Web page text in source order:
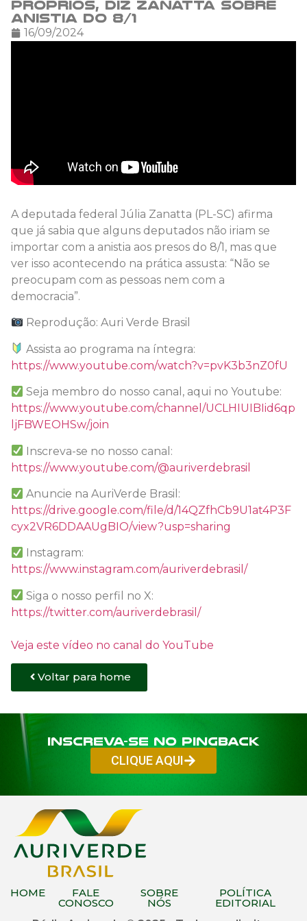
próprios, diz Zanatta sobre
anistia do 8/1
16/09/2024
A deputada federal Júlia Zanatta (PL-SC) afirma
que já sabia que alguns deputados não iriam se
importar com a anistia aos presos do 8/1, mas que
ver isso acontecendo na prática assusta: “Não se
preocupam com as pessoas nem com a
democracia”.
Reprodução: Auri Verde Brasil
Assista ao programa na íntegra:
https://www.youtube.com/watch?v=pvK3b3nZ0fU
Seja membro do nosso canal, aqui no Youtube:
https://www.youtube.com/channel/UCLHIUIBIid6qp
ljFBWEOHSw/join
Inscreva-se no nosso canal:
https://www.youtube.com/@auriverdebrasil
Anuncie na AuriVerde Brasil:
https://drive.google.com/file/d/14QZfhCb9U1at4P3F
cyx2VR6DDAAUgBIO/view?usp=sharing
Instagram:
https://www.instagram.com/auriverdebrasil/
Siga o nosso perfil no X:
https://twitter.com/auriverdebrasil/
Veja este vídeo no canal do YouTube
Voltar para home
Inscreva-se no PINGBACK
CLIQUE AQUI
HOME FALE
CONOSCO
SOBRE
NÓS
POLÍTICA
EDITORIAL